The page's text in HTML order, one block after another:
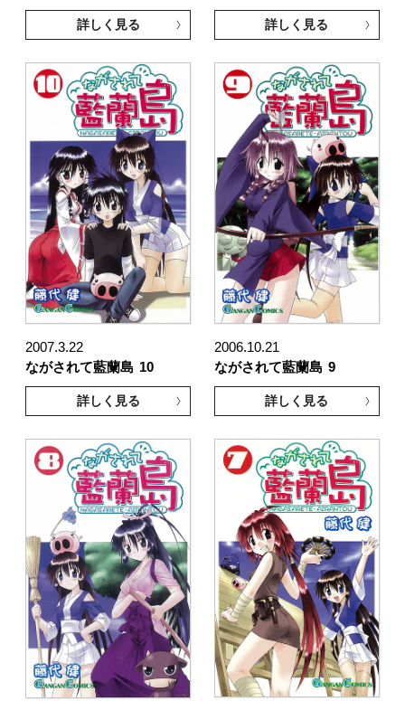
詳しく見る 詳しく見る
2007.3.22
ながされて藍蘭島 10
詳しく見る
2006.10.21
ながされて藍蘭島 9
詳しく見る